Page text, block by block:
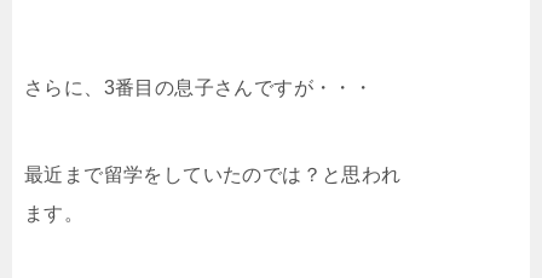
さらに、3番目の息子さんですが・・・
最近まで留学をしていたのでは？と思われ
ます。